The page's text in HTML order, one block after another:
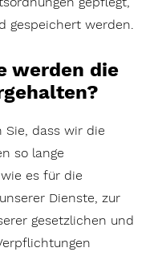
gespeichert werden.
werden die
Sie, dass wir die
so lange
es für die
Dienste, zur
gesetzlichen und